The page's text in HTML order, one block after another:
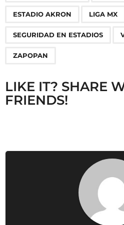
n
ESTADIO AKRON LIGA MX
SEGURIDAD EN ESTADIOS
ZAPOPAN
LIKE IT? SHARE
FRIENDS!